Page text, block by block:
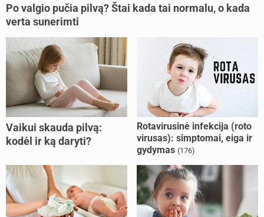
Po valgio pučia pilvą? Štai kada tai normalu, o kada
verta sunerimti
Vaikui skauda pilvą:
kodėl ir ką daryti?
Rotavirusinė infekcija (roto
virusas): simptomai, eiga ir
gydymas (176)